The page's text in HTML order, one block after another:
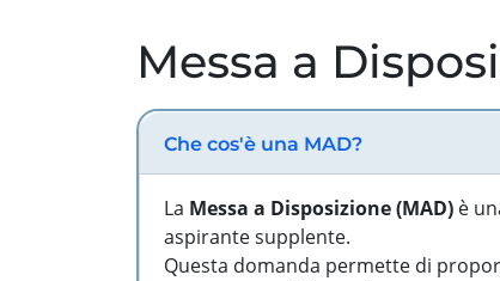
Messa a
Che cos'è una MAD?
La Messa a Disposizione (MAD) è
aspirante supplente.
Questa domanda permette di